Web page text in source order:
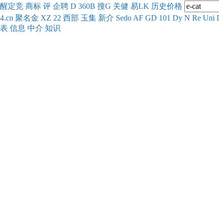
醒定竞 商标 评 企聘 D 360B 搜G 关健 易LK 历史价格
4.cn 聚名金 XZ 22 西部 玉集 新介 Sedo AF GD 101 Dy N Re Uni
表 信息 中介 知识